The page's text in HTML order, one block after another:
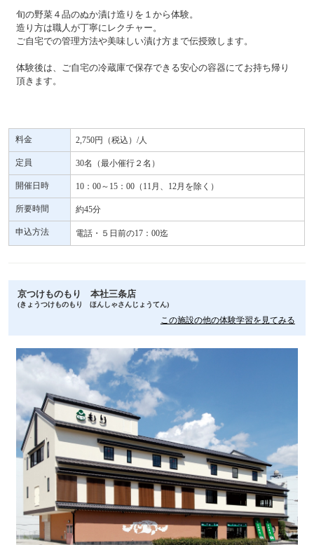
旬の野菜４品のぬか漬け造りを１から体験。
造り方は職人が丁寧にレクチャー。
ご自宅での管理方法や美味しい漬け方まで伝授致します。
体験後は、ご自宅の冷蔵庫で保存できる安心の容器にてお持ち帰り
頂きます。
料金 2,750円（税込）/人
定員 30名（最小催行２名）
開催日時 10：00～15：00（11月、12月を除く）
所要時間 約45分
申込方法 電話・５日前の17：00迄
京つけものもり 本社三条店
(きょうつけものもり ほんしゃさんじょうてん)
この施設の他の体験学習を見てみる